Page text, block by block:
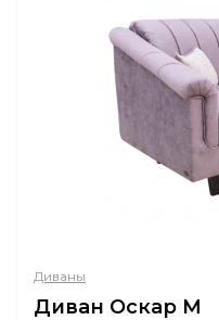
Диваны
Диван Оскар М